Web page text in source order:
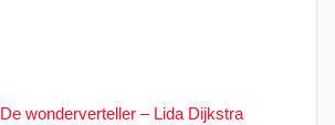
De wonderverteller – Lida Dijkstra